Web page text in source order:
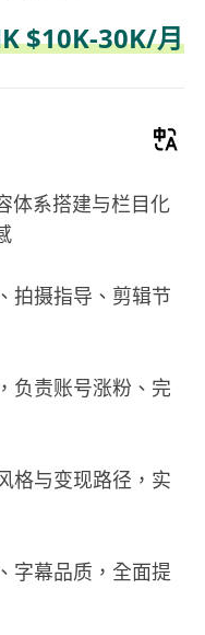
$10K-30K/月
体系搭建与栏目化
拍摄指导、剪辑节
负责账号涨粉、完
格与变现路径，实
字幕品质，全面提